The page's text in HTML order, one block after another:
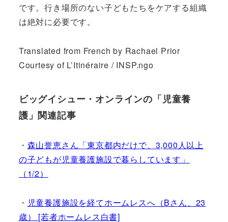
です。行き場所のない子どもたちをケアする組織
は絶対に必要です。
Translated from French by Rachael Prior
Courtesy of L’Itinéraire / INSP.ngo
ビッグイシュー・オンラインの「児童養
護」関連記事
・ 森山誉恵さん「東京都内だけで、3,000人以上
の子どもが児童養護施設で暮らしています」
（1/2）
・ 児童養護施設を経てホームレスへ（Bさん、23
歳） [若者ホームレス白書]